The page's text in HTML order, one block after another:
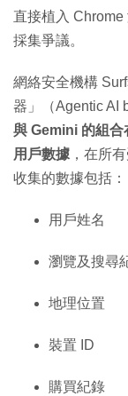
直接植入
採集爭議。
網絡安全機構
器」（Agentic AI
與 Gemini 的組合
用戶數據 ，在所
收集的數據包括：
用戶姓名
瀏覽及搜尋
地理位置
裝置 ID
購買紀錄